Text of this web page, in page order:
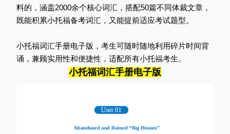
料的，涵盖2000余个核心词汇，搭配50篇不同体裁文章，
既能积累小托福备考词汇，又能提前适应考试题型。
小托福词汇手册电子版，考生可随时随地利用碎片时间背
诵，兼顾实用性和便捷性，适配所有小托福考生。
小托福词汇手册电子版